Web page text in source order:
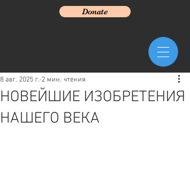
Donate
НОВЕЙШИЕ ИЗОБРЕТЕНИЯ
НАШЕГО ВЕКА
8 авг. 2025 г. 2 мин. чтения